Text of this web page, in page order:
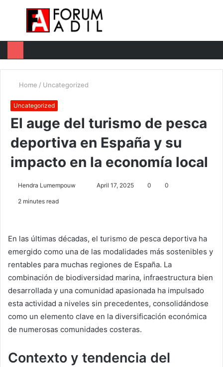
Menu
Home / Uncategorized
Uncategorized
El auge del turismo de pesca
deportiva en España y su
impacto en la economía local
Hendra Lumempouw
e
m
a
i
l
April 17, 2025 0 0
2 minutes read
En las últimas décadas, el turismo de pesca deportiva ha
emergido como una de las modalidades más sostenibles y
rentables para muchas regiones de España. La
combinación de biodiversidad marina, infraestructura bien
desarrollada y una comunidad apasionada ha impulsado
esta actividad a niveles sin precedentes, consolidándose
como un elemento clave en la diversificación económica
de numerosas comunidades costeras.
Contexto y tendencia del